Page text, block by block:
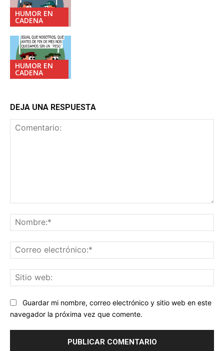
HUMOR EN
CADENA
HUMOR EN
CADENA
DEJA UNA RESPUESTA
Guardar mi nombre, correo electrónico y sitio web en este
navegador la próxima vez que comente.